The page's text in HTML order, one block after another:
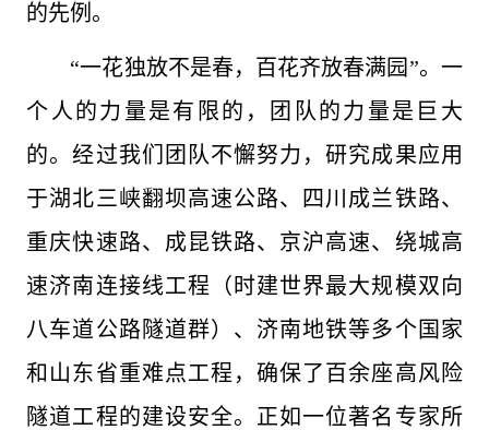
的先例。
“一花独放不是春，百花齐放春满园”。一
个人的力量是有限的，团队的力量是巨大
的。经过我们团队不懈努力，研究成果应用
于湖北三峡翻坝高速公路、四川成兰铁路、
重庆快速路、成昆铁路、京沪高速、绕城高
速济南连接线工程（时建世界最大规模双向
八车道公路隧道群）、济南地铁等多个国家
和山东省重难点工程，确保了百余座高风险
隧道工程的建设安全。正如一位著名专家所